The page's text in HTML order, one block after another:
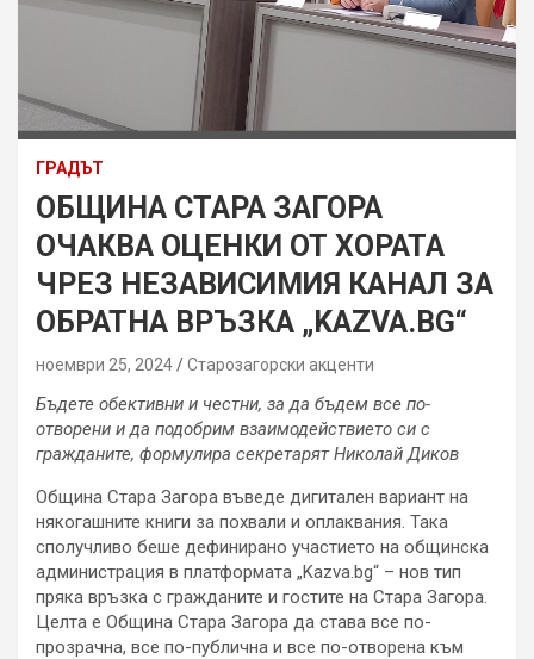
ГРАДЪТ
ОБЩИНА СТАРА ЗАГОРА
ОЧАКВА ОЦЕНКИ ОТ ХОРАТА
ЧРЕЗ НЕЗАВИСИМИЯ КАНАЛ ЗА
ОБРАТНА ВРЪЗКА „KAZVA.BG“
ноември 25, 2024 Старозагорски акценти
Бъдете обективни и честни, за да бъдем все по-
отворени и да подобрим взаимодействието си с
гражданите, формулира секретарят Николай Диков
Община Стара Загора въведе дигитален вариант на
някогашните книги за похвали и оплаквания. Така
сполучливо беше дефинирано участието на общинска
администрация в платформата „Kazva.bg“ – нов тип
пряка връзка с гражданите и гостите на Стара Загора.
Целта е Община Стара Загора да става все по-
прозрачна, все по-публична и все по-отворена към